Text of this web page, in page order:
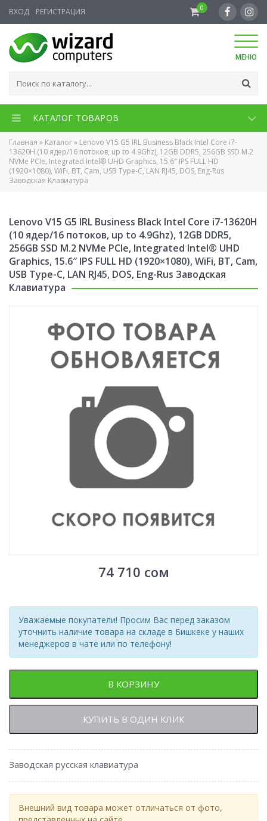
ВХОД РЕГИСТРАЦИЯ 0
МЕНЮ
КАТАЛОГ ТОВАРОВ
Главная » Каталог» Lenovo V15 G5 IRL Business Black Intel Core i7-
13620H (10 ядер/16 потоков, up to 4.9Ghz), 12GB DDR5, 256GB SSD M.2
NVMe PCIe, Integrated Intel® UHD Graphics, 15.6″ IPS FULL HD
(1920×1080), WiFi, BT, Cam, USB Type-C, LAN RJ45, DOS, Eng-Rus
Заводская Клавиатура
Lenovo V15 G5 IRL Business Black Intel Core i7-13620H
(10 ядер/16 потоков, up to 4.9Ghz), 12GB DDR5,
256GB SSD M.2 NVMe PCIe, Integrated Intel® UHD
Graphics, 15.6″ IPS FULL HD (1920×1080), WiFi, BT, Cam,
USB Type-C, LAN RJ45, DOS, Eng-Rus Заводская
Клавиатура
74 710 сом
Уважаемые покупатели! Просим Вас перед заказом
уточнить наличие товара на складе в Бишкеке у наших
менеджеров в чате или по телефону!
В КОРЗИНУ
КУПИТЬ В ОДИН КЛИК
Заводская русская клавиатура
Внешний вид товара может отличаться от фото,